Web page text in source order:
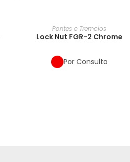
Pontes e Tremolos
Lock Nut FGR-2 Chrome
Por Consulta